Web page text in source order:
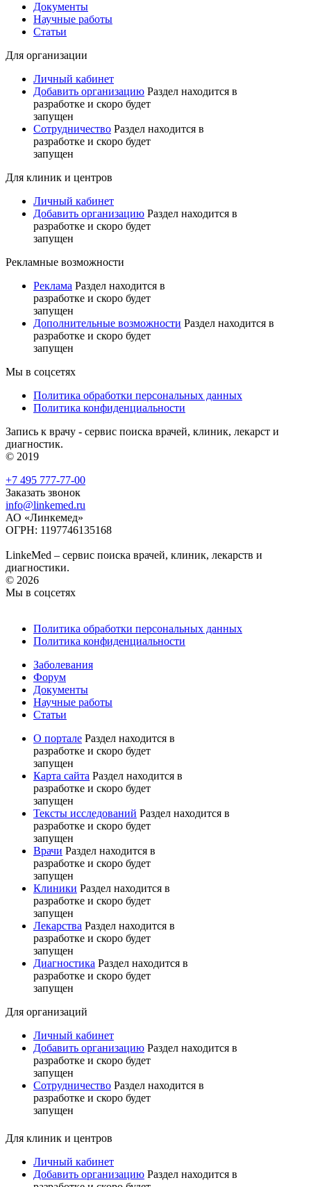
Документы
Научные работы
Статьи
Для организации
Личный кабинет
Добавить организацию Раздел находится в
разработке и скоро будет
запущен
Сотрудничество Раздел находится в
разработке и скоро будет
запущен
Для клиник и центров
Личный кабинет
Добавить организацию Раздел находится в
разработке и скоро будет
запущен
Рекламные возможности
Реклама Раздел находится в
разработке и скоро будет
запущен
Дополнительные возможности Раздел находится в
разработке и скоро будет
запущен
Мы в соцсетях
Политика обработки персональных данных
Политика конфиденциальности
Запись к врачу - сервис поиска врачей, клиник, лекарст и
диагностик.
© 2019
+7 495 777-77-00
Заказать звонок
info@linkemed.ru
АО «Линкемед»
ОГРН: 1197746135168
LinkeMed – сервис поиска врачей, клиник, лекарств и
диагностики.
© 2026
Мы в соцсетях
Политика обработки персональных данных
Политика конфиденциальности
Заболевания
Форум
Документы
Научные работы
Статьи
О портале Раздел находится в
разработке и скоро будет
запущен
Карта сайта Раздел находится в
разработке и скоро будет
запущен
Тексты исследований Раздел находится в
разработке и скоро будет
запущен
Врачи Раздел находится в
разработке и скоро будет
запущен
Клиники Раздел находится в
разработке и скоро будет
запущен
Лекарства Раздел находится в
разработке и скоро будет
запущен
Диагностика Раздел находится в
разработке и скоро будет
запущен
Для организаций
Личный кабинет
Добавить организацию Раздел находится в
разработке и скоро будет
запущен
Сотрудничество Раздел находится в
разработке и скоро будет
запущен
Для клиник и центров
Личный кабинет
Добавить организацию Раздел находится в